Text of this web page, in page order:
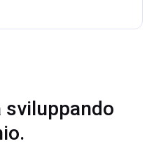
sviluppando